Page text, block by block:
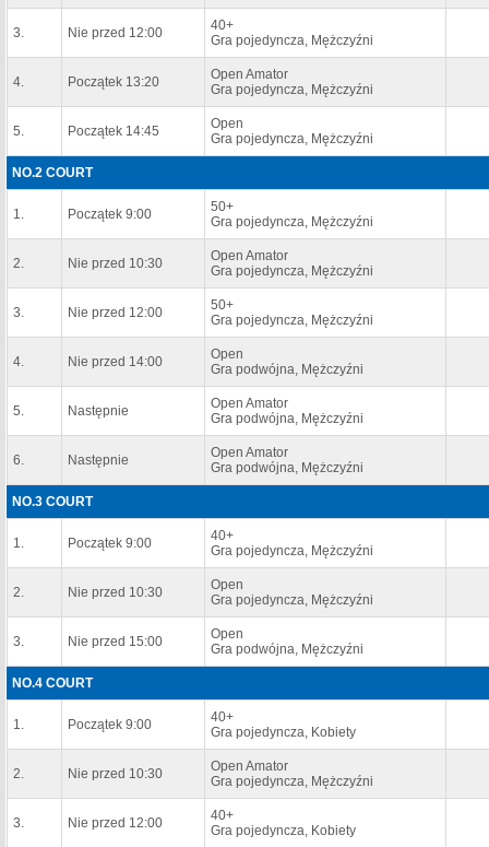
3. Nie przed 12:00
40+
Gra pojedyncza, Mężczyźni
4. Początek 13:20
Open Amator
Gra pojedyncza, Mężczyźni
5. Początek 14:45
Open
Gra pojedyncza, Mężczyźni
NO.2 COURT
1. Początek 9:00
50+
Gra pojedyncza, Mężczyźni
2. Nie przed 10:30
Open Amator
Gra pojedyncza, Mężczyźni
3. Nie przed 12:00
50+
Gra pojedyncza, Mężczyźni
4. Nie przed 14:00
Open
Gra podwójna, Mężczyźni
5. Następnie
Open Amator
Gra podwójna, Mężczyźni
6. Następnie
Open Amator
Gra podwójna, Mężczyźni
NO.3 COURT
1. Początek 9:00
40+
Gra pojedyncza, Mężczyźni
2. Nie przed 10:30
Open
Gra pojedyncza, Mężczyźni
3. Nie przed 15:00
Open
Gra podwójna, Mężczyźni
NO.4 COURT
1. Początek 9:00
40+
Gra pojedyncza, Kobiety
2. Nie przed 10:30
Open Amator
Gra pojedyncza, Mężczyźni
3. Nie przed 12:00
40+
Gra pojedyncza, Kobiety